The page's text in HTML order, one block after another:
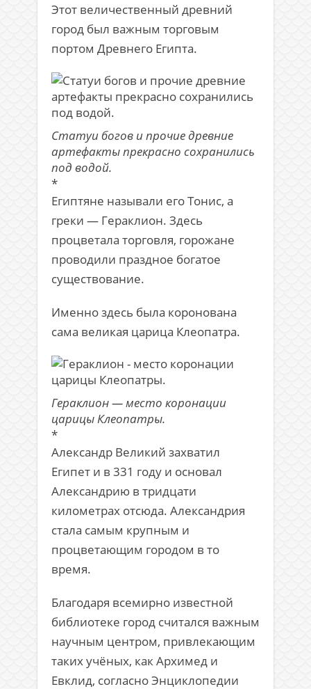
Этот величественный древний
город был важным торговым
портом Древнего Египта.
Статуи богов и прочие древние
артефакты прекрасно сохранились
под водой.
*
Египтяне называли его Тонис, а
греки — Гераклион. Здесь
процветала торговля, горожане
проводили праздное богатое
существование.
Именно здесь была коронована
сама великая царица Клеопатра.
Гераклион — место коронации
царицы Клеопатры.
*
Александр Великий захватил
Египет и в 331 году и основал
Александрию в тридцати
километрах отсюда. Александрия
стала самым крупным и
процветающим городом в то
время.
Благодаря всемирно известной
библиотеке город считался важным
научным центром, привлекающим
таких учёных, как Архимед и
Евклид, согласно Энциклопедии